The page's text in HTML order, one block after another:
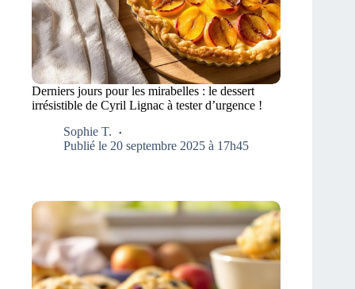
Derniers jours pour les mirabelles : le dessert
irrésistible de Cyril Lignac à tester d’urgence !
Sophie T.
Publié le 20 septembre 2025 à 17h45